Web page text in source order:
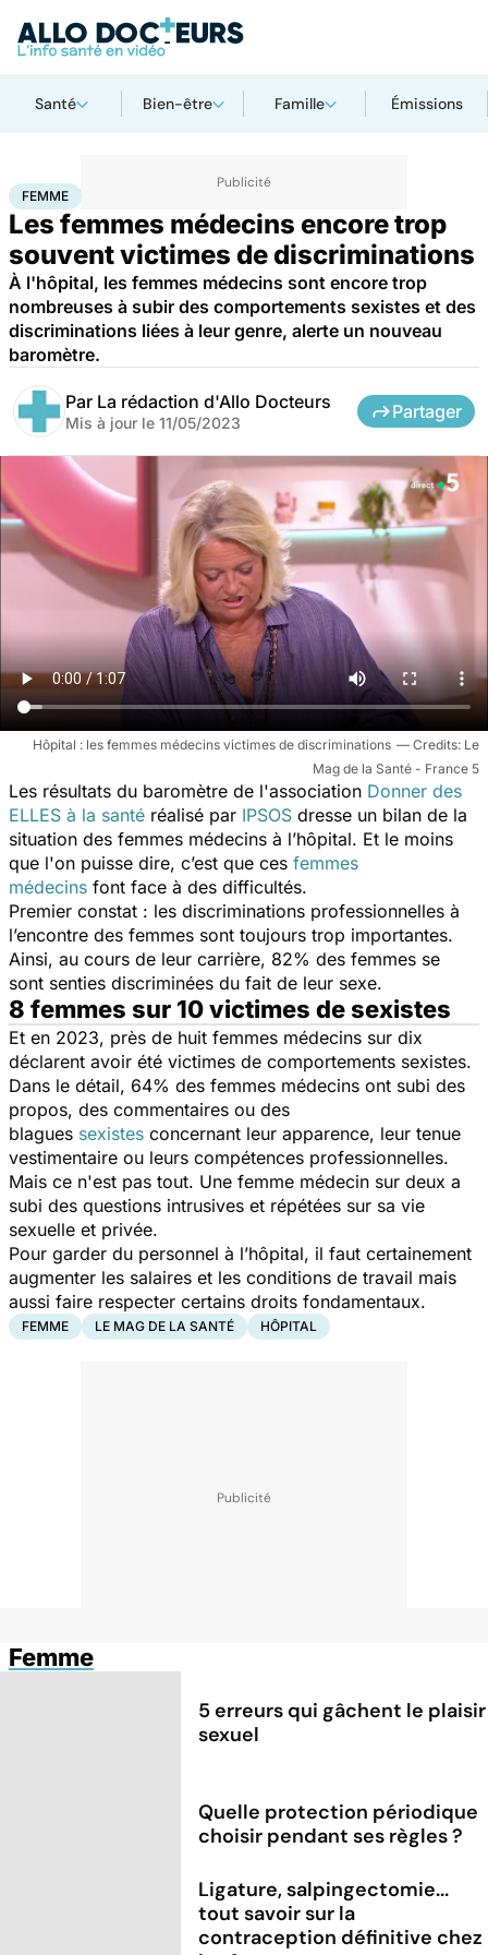
Santé Bien-être Famille Émissions
AccueilSanté
FEMME
Les femmes médecins encore trop
souvent victimes de discriminations
À l'hôpital, les femmes médecins sont encore trop
nombreuses à subir des comportements sexistes et des
discriminations liées à leur genre, alerte un nouveau
baromètre.
Par La rédaction d'Allo Docteurs
Mis à jour le 11/05/2023
Partager
Hôpital : les femmes médecins victimes de discriminations
Le
Mag de la Santé - France 5
Les résultats du baromètre de l'association Donner des
ELLES à la santé réalisé par IPSOS dresse un bilan de la
situation des femmes médecins à l’hôpital. Et le moins
que l'on puisse dire, c’est que ces femmes
médecins font face à des difficultés.
Premier constat : les discriminations professionnelles à
l’encontre des femmes sont toujours trop importantes.
Ainsi, au cours de leur carrière, 82% des femmes se
sont senties discriminées du fait de leur sexe.
8 femmes sur 10 victimes de sexistes
Et en 2023, près de huit femmes médecins sur dix
déclarent avoir été victimes de comportements sexistes.
Dans le détail, 64% des femmes médecins ont subi des
propos, des commentaires ou des
blagues sexistes concernant leur apparence, leur tenue
vestimentaire ou leurs compétences professionnelles.
Mais ce n'est pas tout. Une femme médecin sur deux a
subi des questions intrusives et répétées sur sa vie
sexuelle et privée.
Pour garder du personnel à l’hôpital, il faut certainement
augmenter les salaires et les conditions de travail mais
aussi faire respecter certains droits fondamentaux.
FEMME LE MAG DE LA SANTÉ HÔPITAL
Femme
5 erreurs qui gâchent le plaisir
sexuel
Quelle protection périodique
choisir pendant ses règles ?
Ligature, salpingectomie...
tout savoir sur la
contraception définitive chez